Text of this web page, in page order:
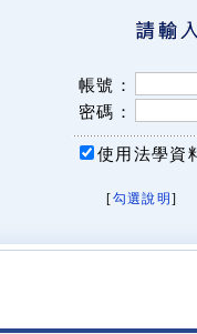
帳號：
密碼：
使用法學資
[勾選說明 ]